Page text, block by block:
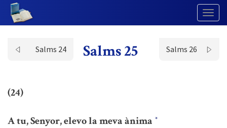
Salms 24 Salms 25 Salms 26
(24)
A tu, Senyor, elevo la meva ànima *